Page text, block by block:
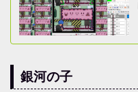
銀河の子